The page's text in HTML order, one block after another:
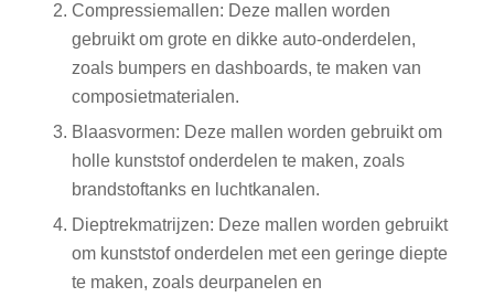
Compressiemallen: Deze mallen worden
gebruikt om grote en dikke auto-onderdelen,
zoals bumpers en dashboards, te maken van
composietmaterialen.
Blaasvormen: Deze mallen worden gebruikt om
holle kunststof onderdelen te maken, zoals
brandstoftanks en luchtkanalen.
Dieptrekmatrijzen: Deze mallen worden gebruikt
om kunststof onderdelen met een geringe diepte
te maken, zoals deurpanelen en